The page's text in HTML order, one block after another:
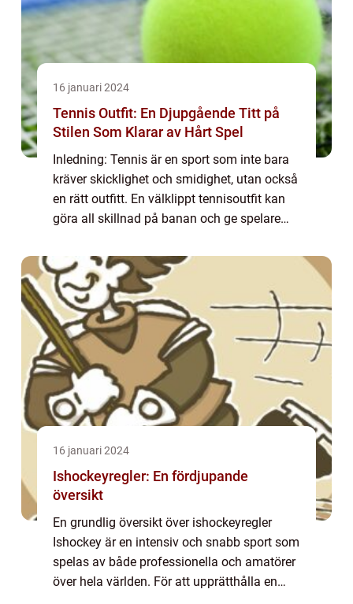
16 januari 2024
Tennis Outfit: En Djupgående Titt på
Stilen Som Klarar av Hårt Spel
Inledning: Tennis är en sport som inte bara
kräver skicklighet och smidighet, utan också
en rätt outfitt. En välklippt tennisoutfit kan
göra all skillnad på banan och ge spelare
bekväm rörelsefrihet. Denna arti...
16 januari 2024
Ishockeyregler: En fördjupande
översikt
En grundlig översikt över ishockeyregler
Ishockey är en intensiv och snabb sport som
spelas av både professionella och amatörer
över hela världen. För att upprätthålla en